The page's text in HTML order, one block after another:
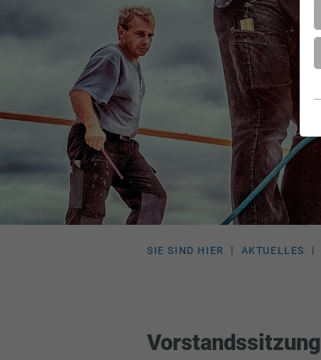
SIE SIND HIER AKTUELLES
Vorstandssitzung